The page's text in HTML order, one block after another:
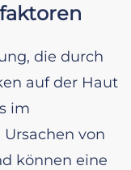
die durch
auf der Haut
im
von
können eine